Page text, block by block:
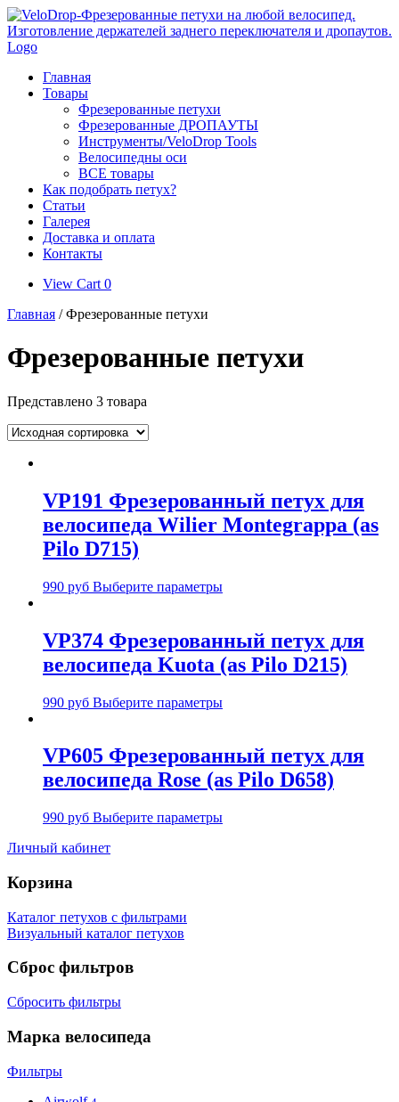
Skip
to
content
Главная
Товары
Фрезерованные петухи
Фрезерованные ДРОПАУТЫ
Инструменты/VeloDrop Tools
Велосипедны оси
ВСЕ товары
Как подобрать петух?
Статьи
Галерея
Доставка и оплата
Контакты
View
cart
View Cart 0
Главная / Фрезерованные петухи
Фрезерованные петухи
Представлено 3 товара
VP191 Фрезерованный петух для
велосипеда Wilier Montegrappa (as
Pilo D715)
990 руб Выберите параметры
VP374 Фрезерованный петух для
велосипеда Kuota (as Pilo D215)
990 руб Выберите параметры
VP605 Фрезерованный петух для
велосипеда Rose (as Pilo D658)
990 руб Выберите параметры
Личный кабинет
Корзина
Каталог петухов с фильтрами
Визуальный каталог петухов
Сброс фильтров
Сбросить фильтры
Марка велосипеда
Фильтры